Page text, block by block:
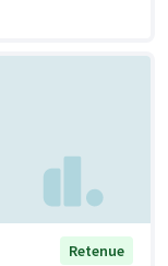
Retenue